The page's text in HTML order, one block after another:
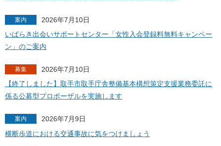
案内
2026年7月10日
いばらき出会いサポートセンター「女性入会登録料無料キャンペー
ン」のご案内
募集
2026年7月10日
【終了しました】取手市取手庁舎整備基本構想策定支援業務委託に
係る公募型プロポーザルを実施します
案内
2026年7月9日
横断歩道における交通事故に気をつけましょう